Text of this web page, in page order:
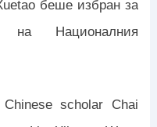
беше избран за
на Националния
scholar Chai